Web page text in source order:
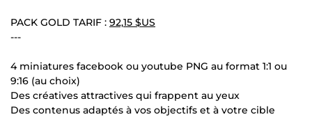
PACK GOLD TARIF : 92,15 $US
---
4 miniatures facebook ou youtube PNG au format 1:1 ou
9:16 (au choix)
Des créatives attractives qui frappent au yeux
Des contenus adaptés à vos objectifs et à votre cible